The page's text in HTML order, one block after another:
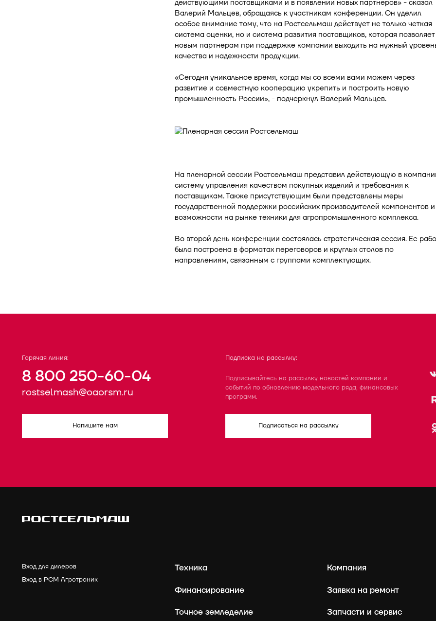
действующими поставщиками и в появлении новых партнеров» - сказал
Валерий Мальцев, обращаясь к участникам конференции. Он уделил
особое внимание тому, что на Ростсельмаш действует не только четкая
система оценки, но и система развития поставщиков, которая позволяет
новым партнерам при поддержке компании выходить на нужный
качества и надежности продукции.
«Сегодня уникальное время, когда мы со всеми вами можем через
развитие и совместную кооперацию укрепить и построить новую
промышленность России», - подчеркнул Валерий Мальцев.
На пленарной сессии Ростсельмаш представил действующую в
систему управления качеством покупных изделий и требования к
поставщикам. Также присутствующим были представлены меры
государственной поддержки российских производителей компонентов и
возможности на рынке техники для агропромышленного комплекса.
Во второй день конференции состоялась стратегическая сессия. Ее
была построена в форматах переговоров и круглых столов по
направлениям, связанным с группами комплектующих.
Горячая линия:
8 800 250-60-04
rostselmash@oaorsm.ru
Напишите нам
Подписка на рассылку:
Подписывайтесь на рассылку новостей компании и
событий по обновлению модельного ряда, финансовых
программ.
Подписаться на рассылку
Вход для дилеров
Вход в РСМ Агротроник
Техника
Финансирование
Точное земледелие
Компания
Заявка на ремонт
Запчасти и сервис